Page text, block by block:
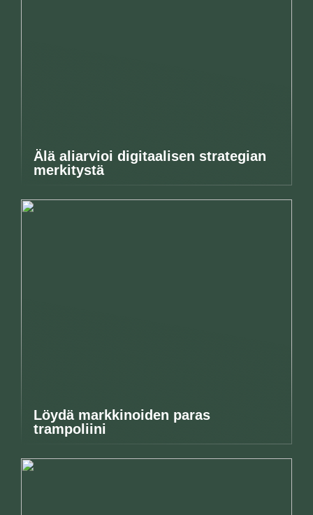
Älä aliarvioi digitaalisen strategian
merkitystä
Löydä markkinoiden paras
trampoliini